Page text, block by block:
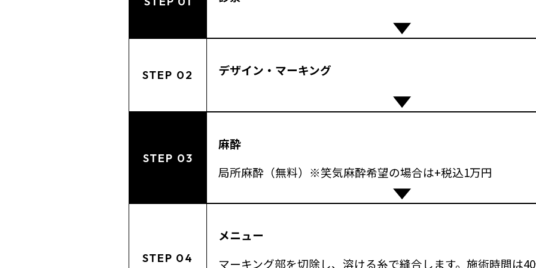
STEP 02 デザイン・マーキング
STEP 03
麻酔
局所麻酔（無料）※笑気麻酔希望の場合は+税込1万円
STEP 04
メニュー
マーキング部を切除し、溶ける糸で縫合します。施術時間は